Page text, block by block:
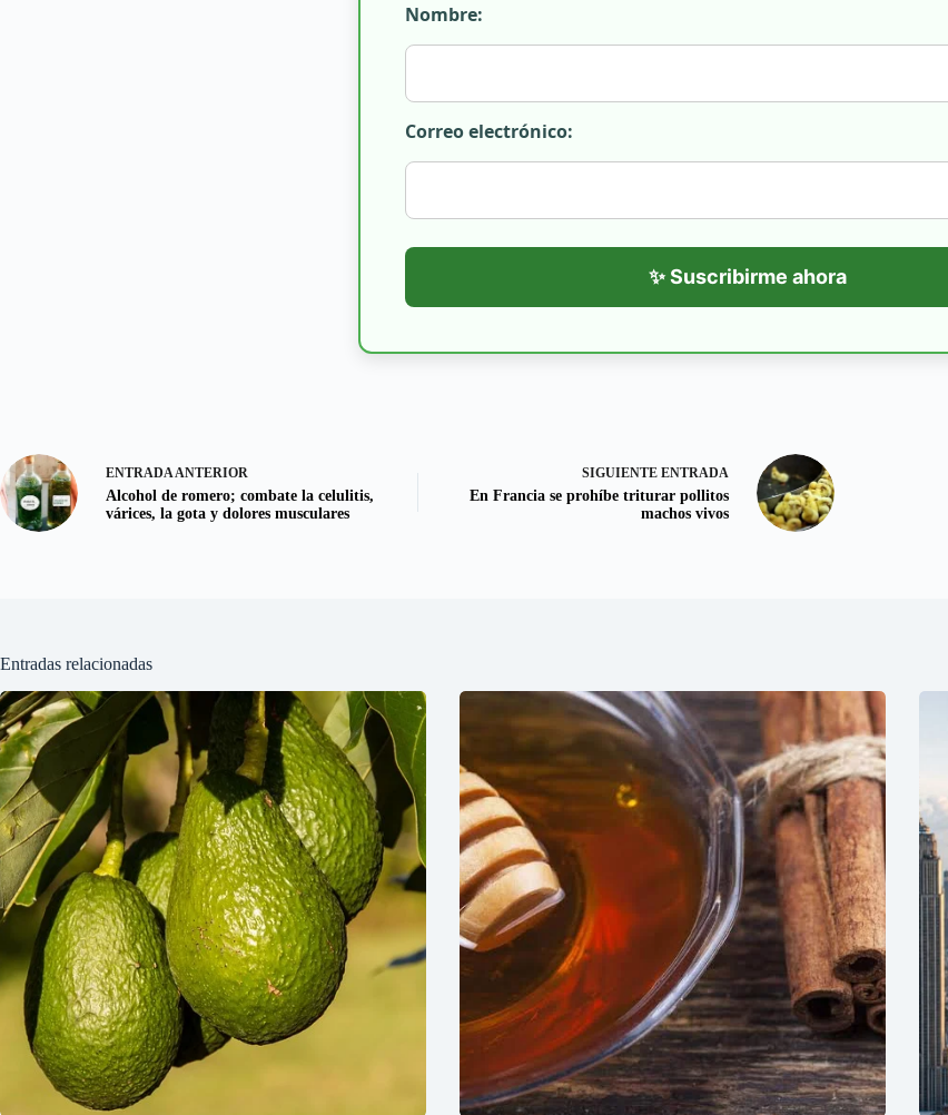
Nombre:
Correo electrónico:
✨ Suscribirme ahora
ENTRADAANTERIOR
Alcohol de romero; combate la celulitis,
várices, la gota y dolores musculares
SIGUIENTE ENTRADA
En Francia se prohíbe triturar pollitos
machos vivos
Entradas relacionadas